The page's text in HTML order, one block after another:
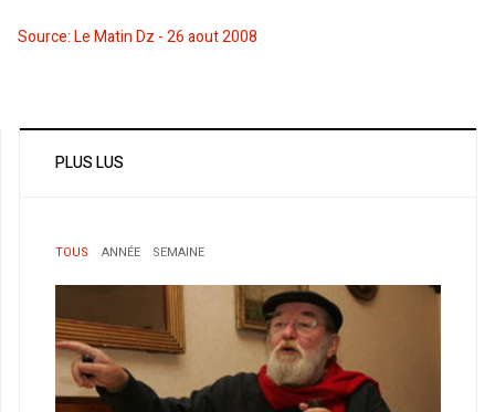
Source: Le Matin Dz - 26 aout 2008
PLUS LUS
TOUS ANNÉE SEMAINE